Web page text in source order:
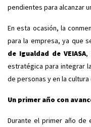
pendientes para alcanzar
En esta ocasión, la
para la empresa, ya que
de Igualdad de VEIASA,
estratégica para integrar
de personas y en la
Un primer año con
Durante el primer año de